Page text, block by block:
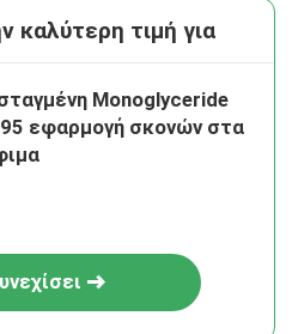
καλύτερη τιμή για
Monoglyceride
εφαρμογή σκονών στα